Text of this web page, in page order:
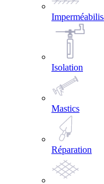
Isolation
Mastics
Réparation